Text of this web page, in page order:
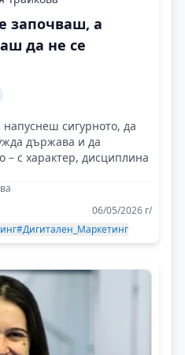
започваш, а
да не се
напуснеш сигурното, да
държава и да
– с характер, дисциплина
06/05/2026 г/
#Дигитален_Маркетинг